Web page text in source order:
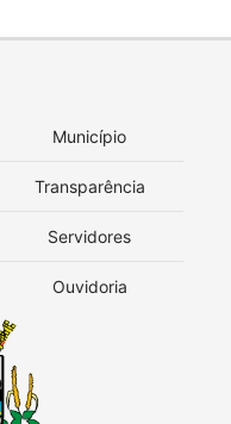
Município
Transparência
Servidores
Ouvidoria